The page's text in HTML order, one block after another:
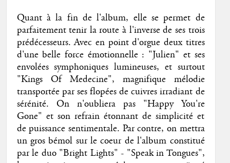
Quant à la fin de l'album, elle se permet de
parfaitement tenir la route à l'inverse de ses trois
prédécesseurs. Avec en point d'orgue deux titres
d'une belle force émotionnelle : "Julien" et ses
envolées symphoniques lumineuses, et surtout
"Kings Of Medecine", magnifique mélodie
transportée par ses flopées de cuivres irradiant de
sérénité. On n'oubliera pas "Happy You're
Gone" et son refrain étonnant de simplicité et
de puissance sentimentale. Par contre, on mettra
un gros bémol sur le coeur de l'album constitué
par le duo "Bright Lights" - "Speak in Tongues",